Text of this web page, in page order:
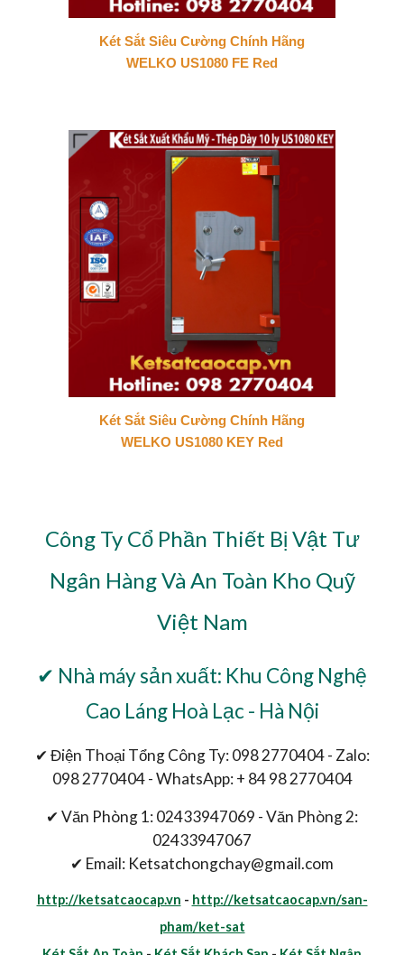
Két Sắt Siêu Cường Chính Hãng
WELKO US1080 FE Red
Két Sắt Siêu Cường Chính Hãng
WELKO US1080 KEY Red
Công Ty Cổ Phần Thiết Bị Vật Tư
Ngân Hàng Và An Toàn Kho Quỹ
Việt Nam
✔ Nhà máy sản xuất: Khu Công Nghệ
Cao Láng Hoà Lạc - Hà Nội
✔ Điện Thoại Tổng Công Ty: 098 2770404 - Zalo:
098 2770404 - WhatsApp: + 84 98 2770404
✔ Văn Phòng 1: 02433947069 - Văn Phòng 2:
02433947067
✔ Email: Ketsatchongchay@gmail.com
http://ketsatcaocap.vn - http://ketsatcaocap.vn/san-
pham/ket-sat